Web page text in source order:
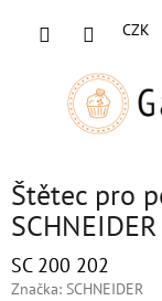
CZK
Štětec pro
SCHNEIDER
SC 200 202
Značka: SCHNEIDER